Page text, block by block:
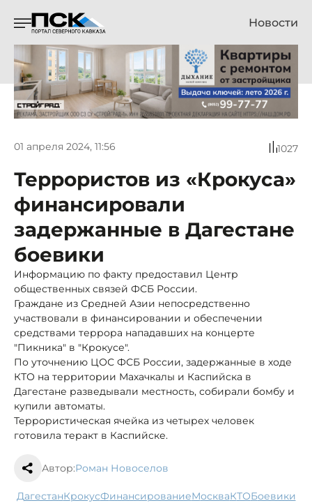
Новости
01 апреля 2024, 11:56 1027
Террористов из «Крокуса»
финансировали
задержанные в Дагестане
боевики
Информацию по факту предоставил Центр
общественных связей ФСБ России.
Граждане из Средней Азии непосредственно
участвовали в финансировании и обеспечении
средствами террора нападавших на концерте
"Пикника" в "Крокусе".
По уточнению ЦОС ФСБ России, задержанные в ходе
КТО на территории Махачкалы и Каспийска в
Дагестане разведывали местность, собирали бомбу и
купили автоматы.
Террористическая ячейка из четырех человек
готовила теракт в Каспийске.
Автор:Роман Новоселов
Дагестан Крокус финансирование Москва КТО боевики